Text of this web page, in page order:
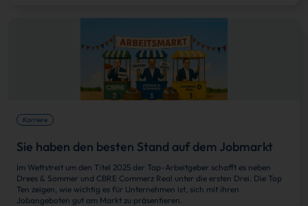
Karriere
Sie haben den besten Stand auf dem Jobmarkt
Im Wettstreit um den Titel 2025 der Top-Arbeitgeber schafft es neben
Drees & Sommer und CBRE Commerz Real unter die ersten Drei. Die Top
Ten zeigen, wie wichtig es für Unternehmen ist, sich mit ihren
Jobangeboten gut am Markt zu präsentieren.